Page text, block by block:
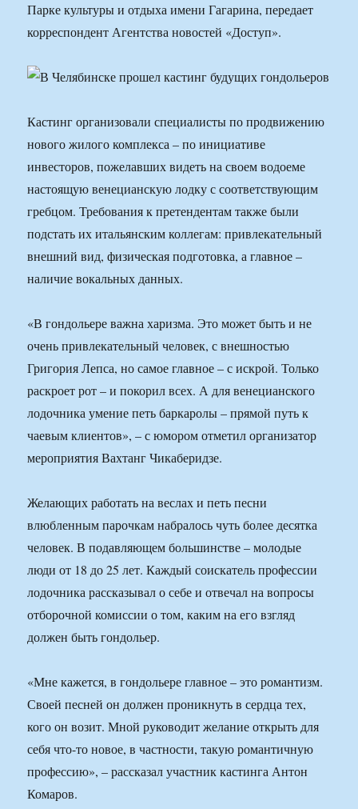
Парке культуры и отдыха имени Гагарина, передает
корреспондент Агентства новостей «Доступ».
Кастинг организовали специалисты по продвижению
нового жилого комплекса – по инициативе
инвесторов, пожелавших видеть на своем водоеме
настоящую венецианскую лодку с соответствующим
гребцом. Требования к претендентам также были
подстать их итальянским коллегам: привлекательный
внешний вид, физическая подготовка, а главное –
наличие вокальных данных.
«В гондольере важна харизма. Это может быть и не
очень привлекательный человек, с внешностью
Григория Лепса, но самое главное – с искрой. Только
раскроет рот – и покорил всех. А для венецианского
лодочника умение петь баркаролы – прямой путь к
чаевым клиентов», – с юмором отметил организатор
мероприятия Вахтанг Чикаберидзе.
Желающих работать на веслах и петь песни
влюбленным парочкам набралось чуть более десятка
человек. В подавляющем большинстве – молодые
люди от 18 до 25 лет. Каждый соискатель профессии
лодочника рассказывал о себе и отвечал на вопросы
отборочной комиссии о том, каким на его взгляд
должен быть гондольер.
«Мне кажется, в гондольере главное – это романтизм.
Своей песней он должен проникнуть в сердца тех,
кого он возит. Мной руководит желание открыть для
себя что-то новое, в частности, такую романтичную
профессию», – рассказал участник кастинга Антон
Комаров.